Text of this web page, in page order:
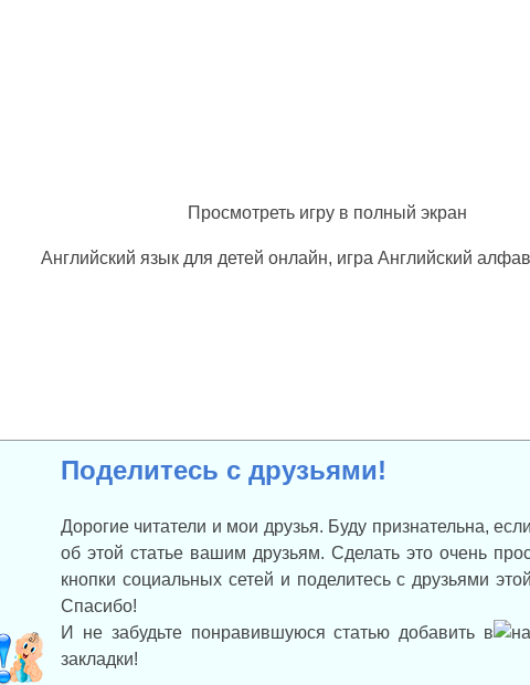
Просмотреть игру в полный экран
Английский язык для детей онлайн, игра Английский
Поделитесь с друзьями!
Дорогие читатели и мои друзья. Буду признательна,
об этой статье вашим друзьям. Сделать это очень
кнопки социальных сетей и поделитесь с друзьями
Спасибо!
И не забудьте понравившуюся статью добавить в
закладки!